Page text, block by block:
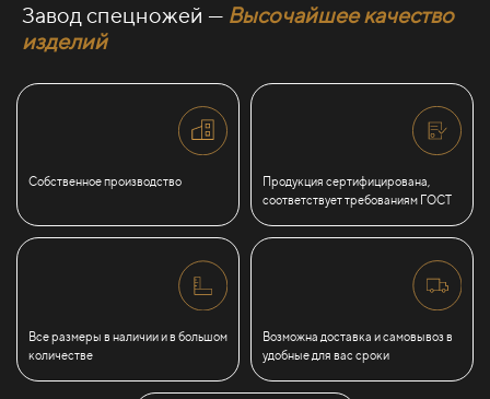
Завод спецножей — Высочайшее качество
изделий
Собственное производство
Продукция сертифицирована,
соответствует требованиям ГОСТ
Все размеры в наличии и в большом
количестве
Возможна доставка и самовывоз в
удобные для вас сроки